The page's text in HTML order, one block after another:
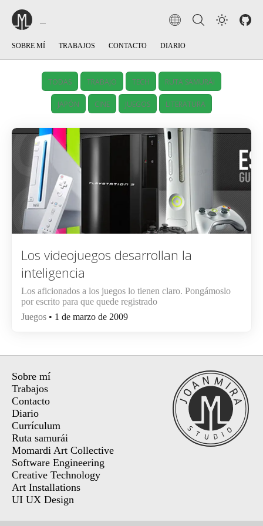
SOBRE MÍ TRABAJOS CONTACTO DIARIO
TODAS TRABAJO TECH RUTA SAMURÁI
JAPÓN CINE JUEGOS LITERATURA
Los videojuegos desarrollan la
inteligencia
Los aficionados a los juegos lo tienen claro. Pongámoslo
por escrito para que quede registrado
Juegos • 1 de marzo de 2009
Sobre mí
Trabajos
Contacto
Diario
Currículum
Ruta samurái
Momardi Art Collective
Software Engineering
Creative Technology
Art Installations
UI UX Design